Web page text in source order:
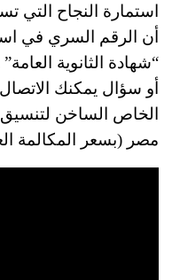
استمارة النجاح التي
أن الرقم السري في
“شهادة الثانوية
أو سؤال يمكنك
مصر (بسعر المكالمة